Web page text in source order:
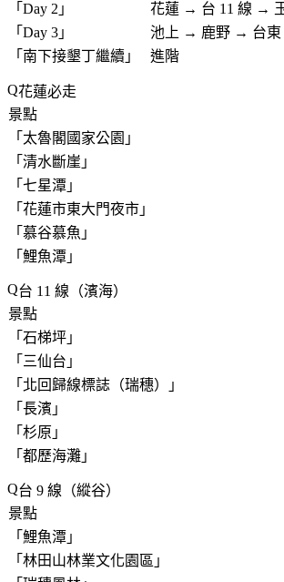
「 Day 2 」
花蓮 → 台 11 線 →
「 Day 3 」
池上 → 鹿野 → 台東
「 南下接墾丁繼續 」 進階
花蓮必走
景點
「 太魯閣國家公園 」
「 清水斷崖 」
「 七星潭 」
「 花蓮市東大門夜市 」
「 慕谷慕魚 」
「 鯉魚潭 」
台 11 線（濱海）
景點
「 石梯坪 」
「 三仙台 」
「 北回歸線標誌（瑞穗） 」
「 長濱 」
「 杉原 」
「 都歷海灘 」
台 9 線（縱谷）
景點
「 鯉魚潭 」
「 林田山林業文化園區 」